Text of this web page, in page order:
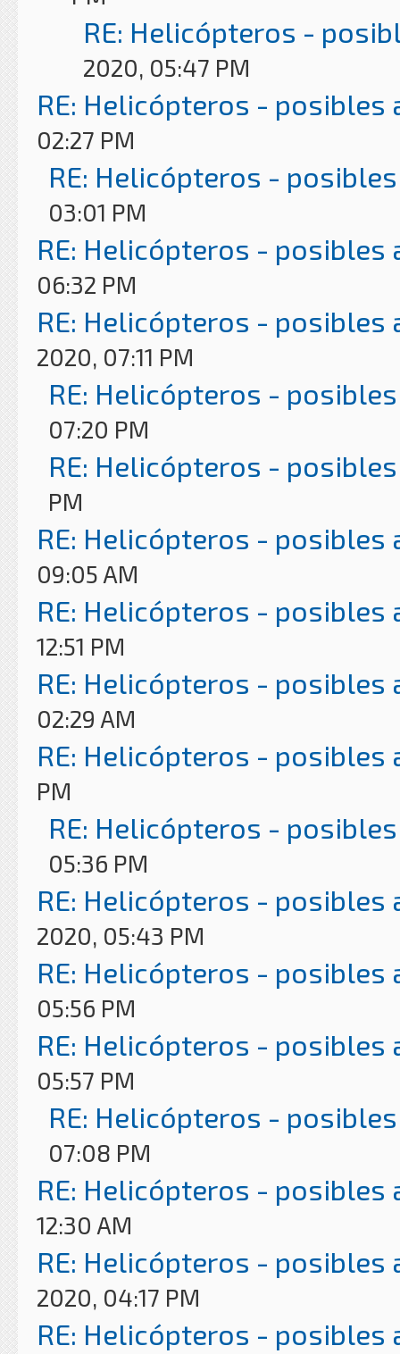
RE: Helicópteros -
2020, 05:47 PM
RE: Helicópteros - posibles
02:27 PM
RE: Helicópteros -
03:01 PM
RE: Helicópteros - posibles
06:32 PM
RE: Helicópteros - posibles
2020, 07:11 PM
RE: Helicópteros -
07:20 PM
RE: Helicópteros -
PM
RE: Helicópteros - posibles
09:05 AM
RE: Helicópteros - posibles
12:51 PM
RE: Helicópteros - posibles
02:29 AM
RE: Helicópteros - posibles
PM
RE: Helicópteros -
05:36 PM
RE: Helicópteros - posibles
2020, 05:43 PM
RE: Helicópteros - posibles
05:56 PM
RE: Helicópteros - posibles
05:57 PM
RE: Helicópteros -
07:08 PM
RE: Helicópteros - posibles
12:30 AM
RE: Helicópteros - posibles
2020, 04:17 PM
RE: Helicópteros - posibles